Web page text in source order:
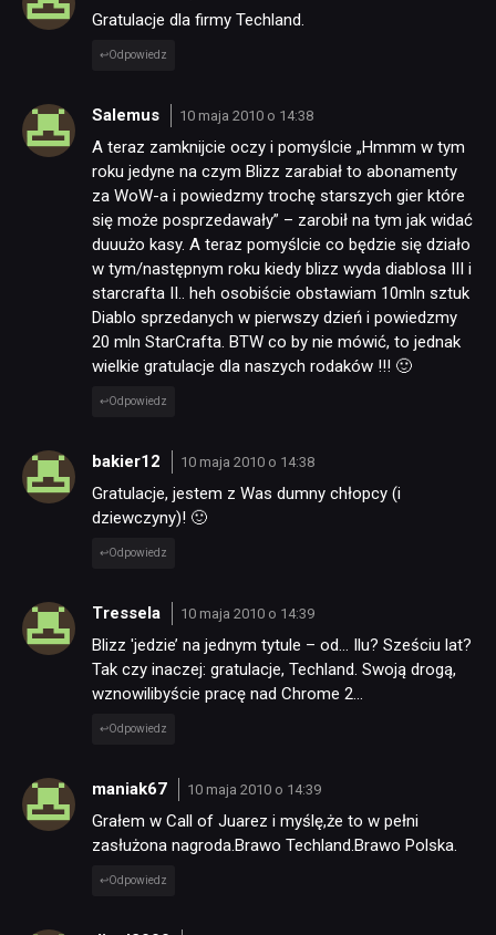
Gratulacje dla firmy Techland.
Odpowiedz
Salemus 10 maja 2010 o 14:38
A teraz zamknijcie oczy i pomyślcie „Hmmm w tym
roku jedyne na czym Blizz zarabiał to abonamenty
za WoW-a i powiedzmy trochę starszych gier które
się może posprzedawały” – zarobił na tym jak widać
duuużo kasy. A teraz pomyślcie co będzie się działo
w tym/następnym roku kiedy blizz wyda diablosa III i
starcrafta II.. heh osobiście obstawiam 10mln sztuk
Diablo sprzedanych w pierwszy dzień i powiedzmy
20 mln StarCrafta. BTW co by nie mówić, to jednak
wielkie gratulacje dla naszych rodaków !!! 🙂
Odpowiedz
bakier12 10 maja 2010 o 14:38
Gratulacje, jestem z Was dumny chłopcy (i
dziewczyny)! 🙂
Odpowiedz
Tressela 10 maja 2010 o 14:39
Blizz 'jedzie’ na jednym tytule – od… Ilu? Sześciu lat?
Tak czy inaczej: gratulacje, Techland. Swoją drogą,
wznowilibyście pracę nad Chrome 2…
Odpowiedz
maniak67 10 maja 2010 o 14:39
Grałem w Call of Juarez i myślę,że to w pełni
zasłużona nagroda.Brawo Techland.Brawo Polska.
Odpowiedz